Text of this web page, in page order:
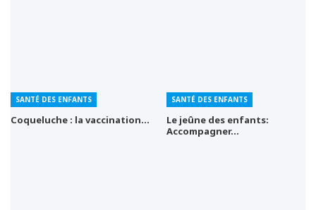
SANTÉ DES ENFANTS
Coqueluche : la vaccination…
SANTÉ DES ENFANTS
Le jeûne des enfants:
Accompagner…